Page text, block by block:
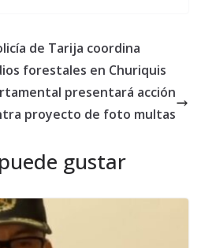
de Tarija coordina
forestales en Churiquis
presentará acción
proyecto de foto multas
gustar